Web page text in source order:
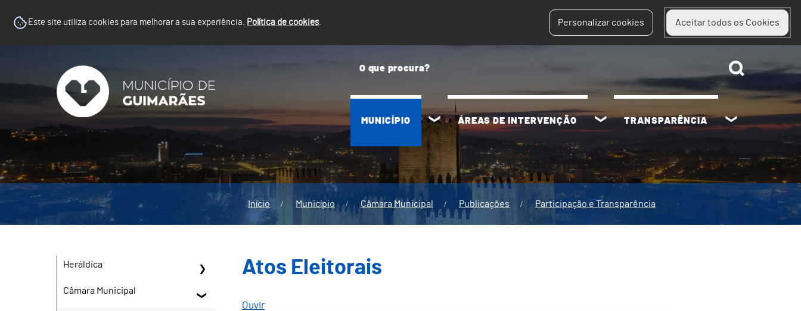
Este site utiliza cookies para melhorar a sua experiência. Política de cookies. Personalizar cookies Aceitar todos os Cookies
MUNICÍPIO ÁREAS DE INTERVENÇÃO TRANSPARÊNCIA
Início Município Câmara Municipal Publicações Participação e Transparência
Heráldica
Câmara Municipal
Atos Eleitorais
Ouvir